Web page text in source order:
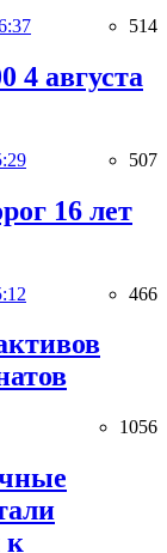
514
4 августа
507
16 лет
466
1056
к